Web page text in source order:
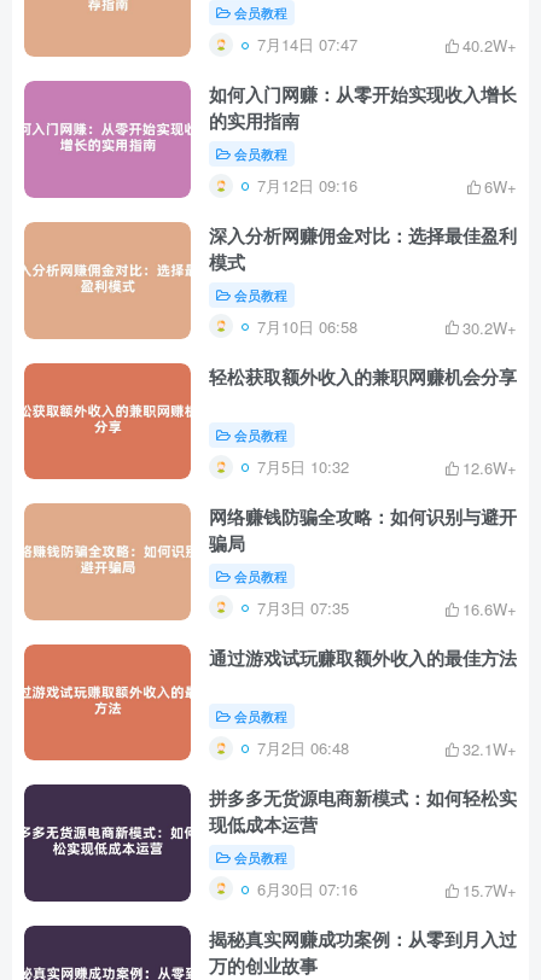
会员教程
7月14日 07:47 40.2W+
如何入门网赚：从零开始实现收入增长
的实用指南
会员教程
7月12日 09:16 6W+
深入分析网赚佣金对比：选择最佳盈利
模式
会员教程
7月10日 06:58 30.2W+
轻松获取额外收入的兼职网赚机会分享
会员教程
7月5日 10:32 12.6W+
网络赚钱防骗全攻略：如何识别与避开
骗局
会员教程
7月3日 07:35 16.6W+
通过游戏试玩赚取额外收入的最佳方法
会员教程
7月2日 06:48 32.1W+
拼多多无货源电商新模式：如何轻松实
现低成本运营
会员教程
6月30日 07:16 15.7W+
揭秘真实网赚成功案例：从零到月入过
万的创业故事